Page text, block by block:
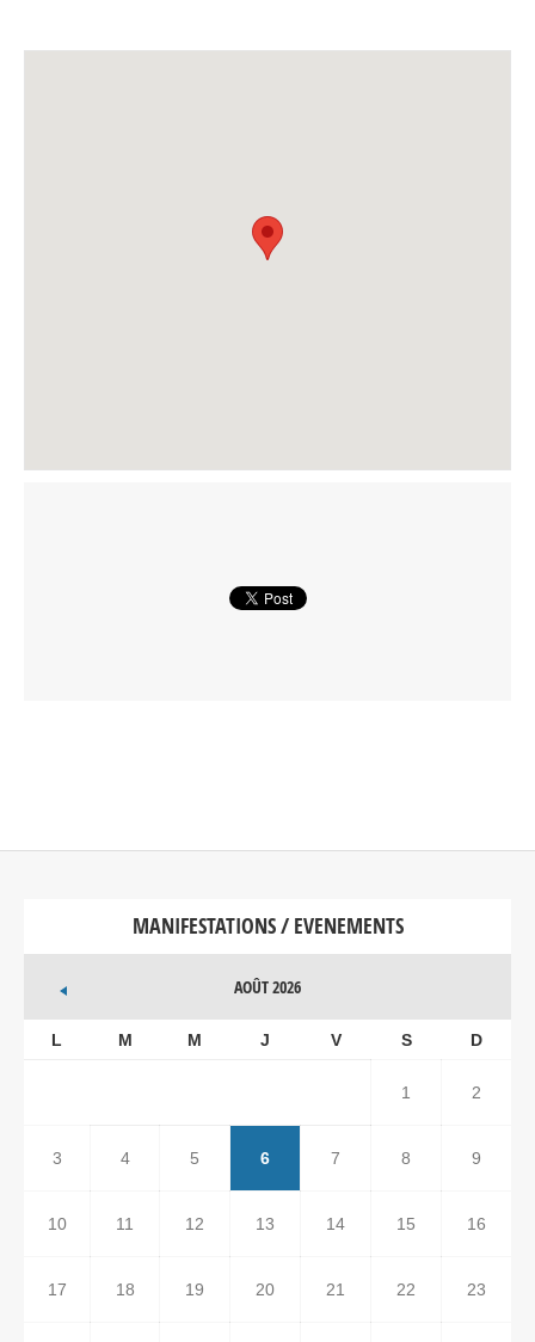
MANIFESTATIONS / EVENEMENTS
AOÛT 2026
L M M J V S D
1 2
3 4 5 6 7 8 9
10 11 12 13 14 15 16
17 18 19 20 21 22 23